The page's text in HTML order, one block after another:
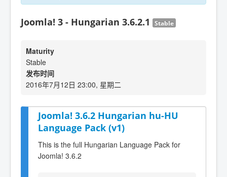
Joomla! 3 - Hungarian 3.6.2.1 Stable
Maturity
Stable
发布时间
2016年7月12日 23:00, 星期二
Joomla! 3.6.2 Hungarian hu-HU
Language Pack (v1)
This is the full Hungarian Language Pack for
Joomla! 3.6.2